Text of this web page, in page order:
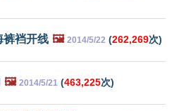
裤裆开线 🖼️ 2014/5/22 (262,269次)
🖼️ 2014/5/21 (463,225次)